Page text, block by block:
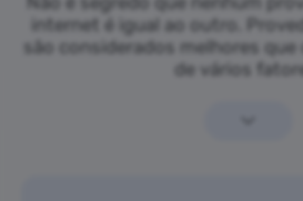
internet é igual ao outro.
são considerados melhores
de vários